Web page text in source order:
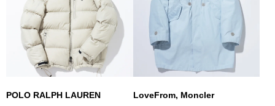
POLO RALPH LAUREN LoveFrom, Moncler